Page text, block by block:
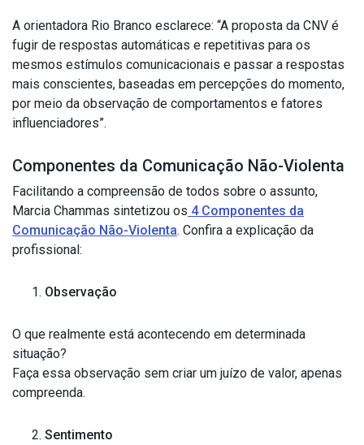
A orientadora Rio Branco esclarece: “A proposta da CNV é
fugir de respostas automáticas e repetitivas para os
mesmos estímulos comunicacionais e passar a respostas
mais conscientes, baseadas em percepções do momento,
por meio da observação de comportamentos e fatores
influenciadores”.
Componentes da Comunicação Não-Violenta
Facilitando a compreensão de todos sobre o assunto,
Marcia Chammas sintetizou os 4 Componentes da
Comunicação Não-Violenta. Confira a explicação da
profissional:
Observação
O que realmente está acontecendo em determinada
situação?
Faça essa observação sem criar um juízo de valor, apenas
compreenda.
Sentimento